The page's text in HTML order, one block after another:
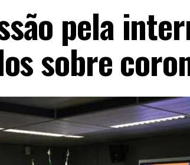
pela
sobre